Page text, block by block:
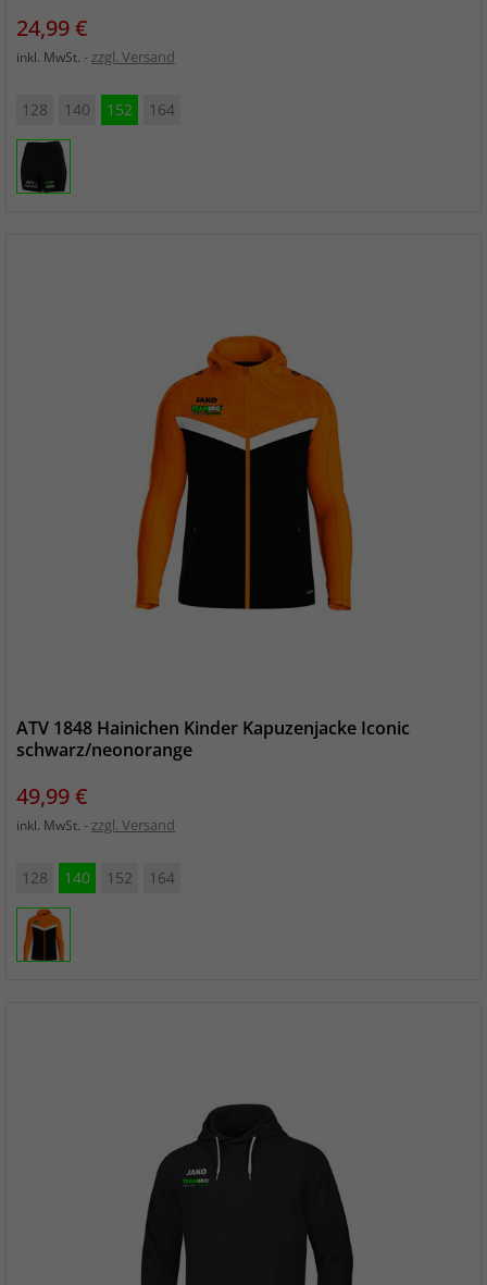
Preis
24,99 €
inkl. MwSt. zzgl. Versand
128 140 152 164
ATV 1848 Hainichen Kinder Kapuzenjacke Iconic
schwarz/neonorange
Preis
49,99 €
inkl. MwSt. zzgl. Versand
128 140 152 164